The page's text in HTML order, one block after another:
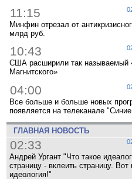
11:15
Минфин отрезал от
млрд руб.
10:43
США расширили так называемый
Магнитского»
04:00
Все больше и больше новых
появляется на телеканале
ГЛАВНАЯ НОВОСТЬ
02:33
Андрей Ургант "Что такое
страницу - вклеить страницу. Вот
идеология!"